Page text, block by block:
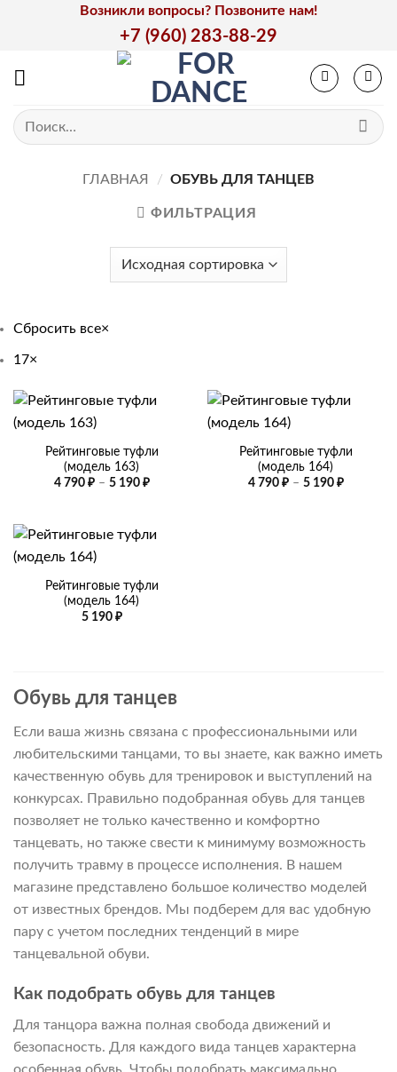
Возникли вопросы? Позвоните нам!
+7 (960) 283-88-29
Искать:
ГЛАВНАЯ / ОБУВЬ ДЛЯ ТАНЦЕВ
ФИЛЬТРАЦИЯ
Сбросить все×
17×
Рейтинговые туфли
(модель 163)
4 790 ₽ – 5 190 ₽Диапазон
5
Рейтинговые туфли
(модель 164)
4 790 ₽ – 5 190 ₽
Рейтинговые туфли
(модель 164)
5 190 ₽
Обувь для танцев
Если ваша жизнь связана с профессиональными или
любительскими танцами, то вы знаете, как важно иметь
качественную обувь для тренировок и выступлений на
конкурсах. Правильно подобранная обувь для танцев
позволяет не только качественно и комфортно
танцевать, но также свести к минимуму возможность
получить травму в процессе исполнения. В нашем
магазине представлено большое количество моделей
от известных брендов. Мы подберем для вас удобную
пару с учетом последних тенденций в мире
танцевальной обуви.
Как подобрать обувь для танцев
Для танцора важна полная свобода движений и
безопасность. Для каждого вида танцев характерна
особенная обувь. Чтобы подобрать максимально